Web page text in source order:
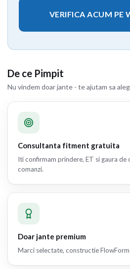
VERIFICA ACUM PE
De ce Pimpit
Nu vindem doar jante - te ajutam sa
Consultanta fitment gratuita
Iti confirmam prindere, ET si gaura de
comanzi.
Doar jante premium
Marci selectate, constructie